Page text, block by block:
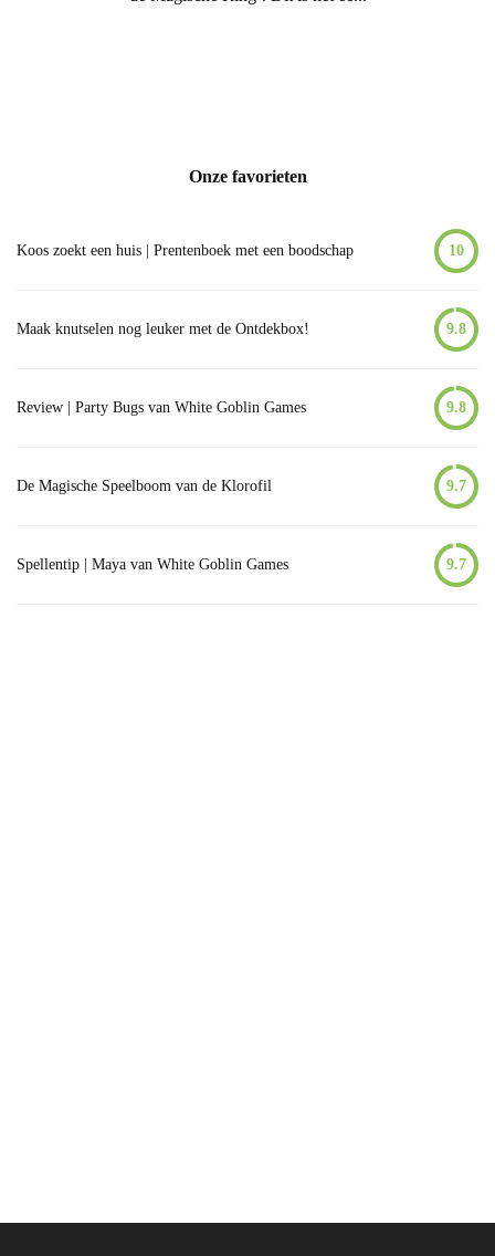
Onze favorieten
Koos zoekt een huis | Prentenboek met een boodschap 10
Maak knutselen nog leuker met de Ontdekbox! 9.8
Review | Party Bugs van White Goblin Games 9.8
De Magische Speelboom van de Klorofil 9.7
Spellentip | Maya van White Goblin Games 9.7